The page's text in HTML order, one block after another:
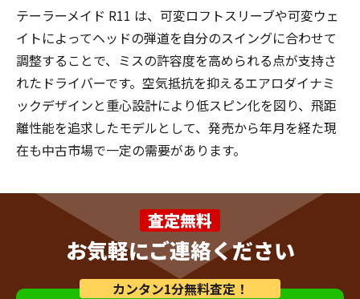
テーラーメイド R11 は、可変ロフトスリーブや可変ウェ
イトによってヘッドの弾道を自分のスイングに合わせて
調整することで、ミスの許容度を高められる点が支持さ
れたドライバーです。空気抵抗を抑えるエアロダイナミ
ックデザインと重心設計により低スピン化を図り、飛距
離性能を追求したモデルとして、発売から年月を経た現
在も中古市場で一定の需要があります。
査定無料
お気軽にご連絡ください
カンタン1分無料査定！